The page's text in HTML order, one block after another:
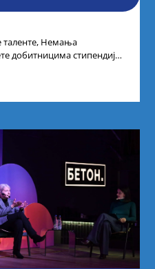
таленте, Немања
добитницима стипендије